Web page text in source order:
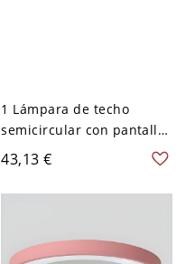
1 Lámpara de techo
semicircular con pantalla
de hierro fundido y
accesorio de tiza de
aleación adaptado para
43,13 €